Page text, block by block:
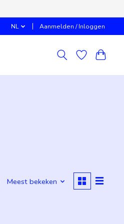
NL Aanmelden / Inloggen
Meest bekeken